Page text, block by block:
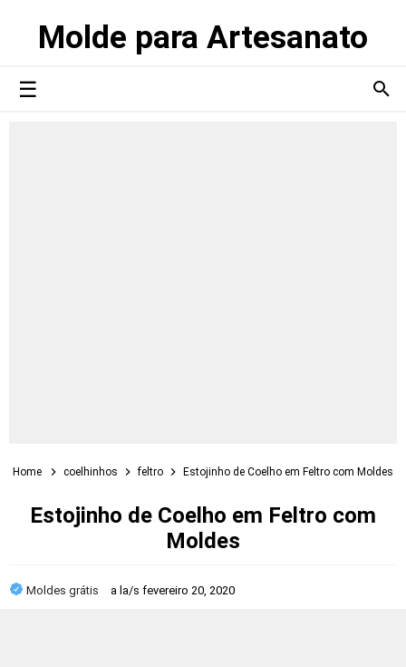
Molde para Artesanato
Home coelhinhos feltro Estojinho de Coelho em Feltro com Moldes
Estojinho de Coelho em Feltro com
Moldes
Moldes grátis a la/s fevereiro 20, 2020